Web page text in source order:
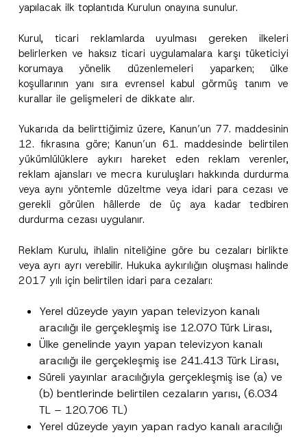
yapılacak ilk toplantıda Kurulun onayına sunulur.
Kurul, ticari reklamlarda uyulması gereken ilkeleri
belirlerken ve haksız ticari uygulamalara karşı tüketiciyi
korumaya yönelik düzenlemeleri yaparken; ülke
koşullarının yanı sıra evrensel kabul görmüş tanım ve
kurallar ile gelişmeleri de dikkate alır.
Yukarıda da belirttiğimiz üzere, Kanun’un 77. maddesinin
12. fıkrasına göre; Kanun’un 61. maddesinde belirtilen
yükümlülüklere aykırı hareket eden reklam verenler,
reklam ajansları ve mecra kuruluşları hakkında durdurma
veya aynı yöntemle düzeltme veya idari para cezası ve
gerekli görülen hâllerde de üç aya kadar tedbiren
durdurma cezası uygulanır.
Reklam Kurulu, ihlalin niteliğine göre bu cezaları birlikte
veya ayrı ayrı verebilir. Hukuka aykırılığın oluşması halinde
2017 yılı için belirtilen idari para cezaları:
Yerel düzeyde yayın yapan televizyon kanalı
aracılığı ile gerçekleşmiş ise 12.070 Türk Lirası,
Ülke genelinde yayın yapan televizyon kanalı
aracılığı ile gerçekleşmiş ise 241.413 Türk Lirası,
Süreli yayınlar aracılığıyla gerçekleşmiş ise (a) ve
(b) bentlerinde belirtilen cezaların yarısı, (6.034
TL – 120.706 TL)
Yerel düzeyde yayın yapan radyo kanalı aracılığı